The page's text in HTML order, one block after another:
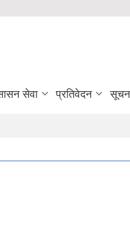
सेवा प्रतिवेदन